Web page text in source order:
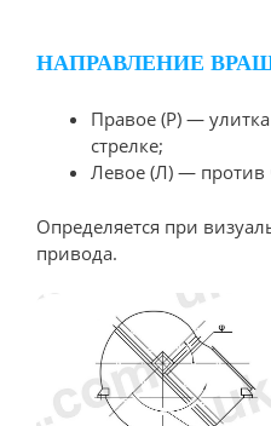
НАПРАВЛЕНИЕ
Правое (Р) —
стрелке;
Левое (Л) — против
Определяется при
привода.